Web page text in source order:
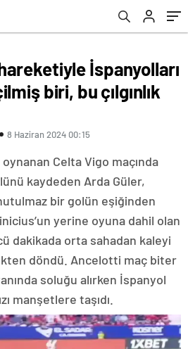
İspanyolları
biri, bu çılgınlık
8 Haziran 2024 00:15
Celta Vigo maçında
kaydeden Arda Güler,
bir golün eşiğinden
yerine oyuna dahil olan
dakikada orta sahadan kaleyi
döndü. Ancelotti maç biter
soluğu alırken İspanyol
manşetlere taşıdı.